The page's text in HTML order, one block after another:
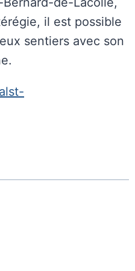
il est possible
sentiers avec son